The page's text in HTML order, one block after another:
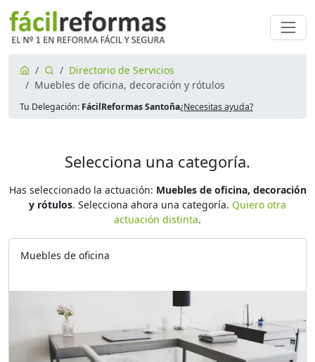
Directorio de Servicios
Muebles de oficina, decoración y rótulos
Tu Delegación: FácilReformas Santoña¿Necesitas ayuda?
Selecciona una categoría.
Has seleccionado la actuación: Muebles de oficina, decoración
y rótulos. Selecciona ahora una categoría. Quiero otra
actuación distinta.
Muebles de oficina